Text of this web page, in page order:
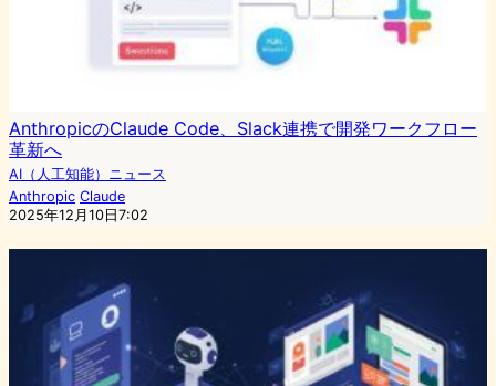
AnthropicのClaude Code、Slack連携で開発ワークフロー
革新へ
AI（人工知能）ニュース
Anthropic Claude
2025年12月10日7:02